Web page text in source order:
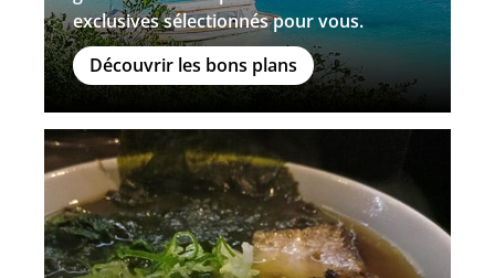
exclusives sélectionnés pour vous.
Découvrir les bons plans